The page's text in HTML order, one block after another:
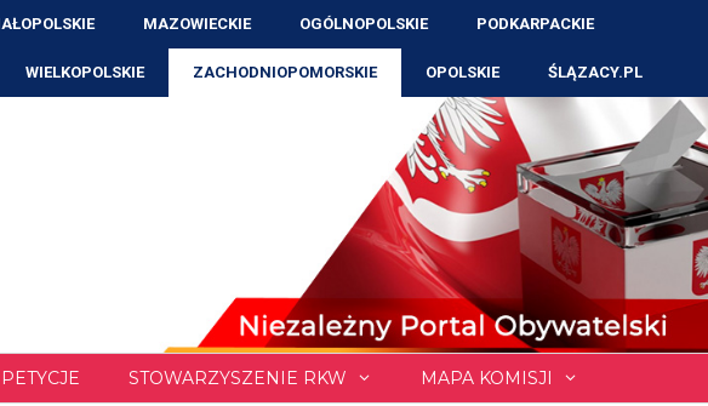
MAZOWIECKIE OGÓLNOPOLSKIE PODKARPACKIE
WIELKOPOLSKIE ZACHODNIOPOMORSKIE OPOLSKIE ŚLĄZACY.PL
PETYCJE STOWARZYSZENIE RKW MAPA KOMISJI